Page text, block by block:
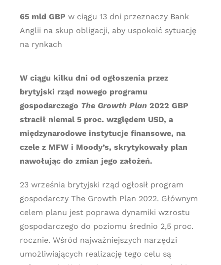
65 mld GBP w ciągu 13 dni przeznaczy Bank
Anglii na skup obligacji, aby uspokoić sytuację
na rynkach
W ciągu kilku dni od ogłoszenia przez
brytyjski rząd nowego programu
gospodarczego The Growth Plan2022 GBP
stracił niemal 5 proc. względem USD, a
międzynarodowe instytucje finansowe, na
czele z MFW i Moody’s, skrytykowały plan
nawołując do zmian jego założeń.
23 września brytyjski rząd ogłosił program
gospodarczy The Growth Plan 2022. Głównym
celem planu jest poprawa dynamiki wzrostu
gospodarczego do poziomu średnio 2,5 proc.
rocznie. Wśród najważniejszych narzędzi
umożliwiających realizację tego celu są